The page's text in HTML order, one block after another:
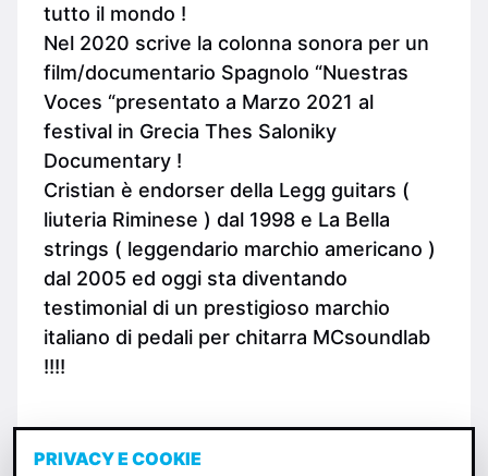
tutto il mondo !
Nel 2020 scrive la colonna sonora per un
film/documentario Spagnolo “Nuestras
Voces “presentato a Marzo 2021 al
festival in Grecia Thes Saloniky
Documentary !
Cristian è endorser della Legg guitars (
liuteria Riminese ) dal 1998 e La Bella
strings ( leggendario marchio americano )
dal 2005 ed oggi sta diventando
testimonial di un prestigioso marchio
italiano di pedali per chitarra MCsoundlab
!!!!
PRIVACY E COOKIE